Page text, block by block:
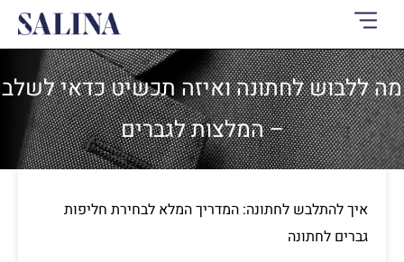
מה ללבוש לחתונה ואיזה תכשיט כדאי לשלב
– המלצות לגברים
איך להתלבש לחתונה: המדריך המלא לבחירת חליפות
גברים לחתונה